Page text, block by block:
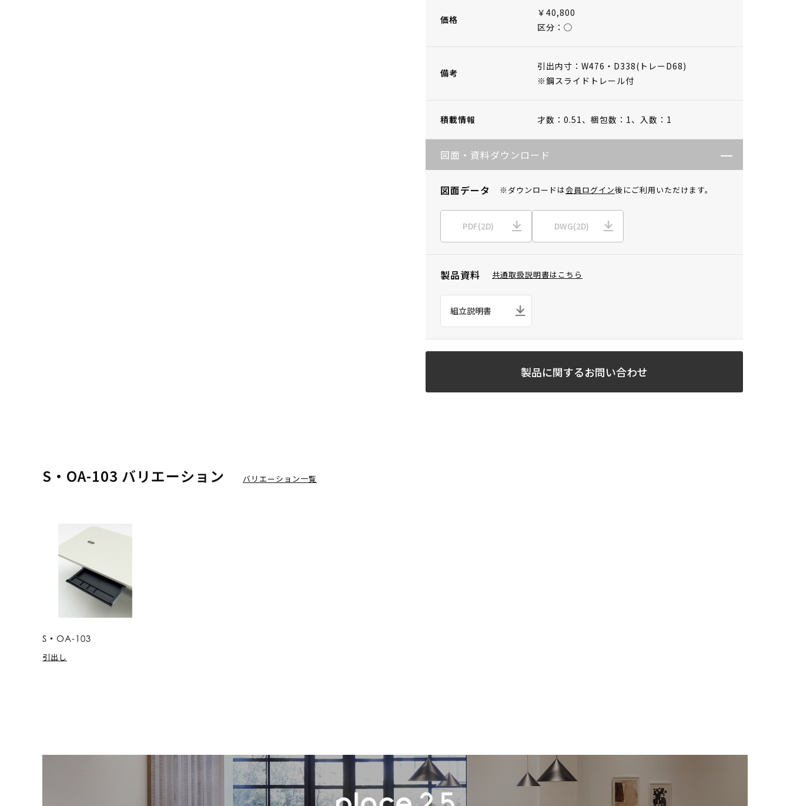
価格
￥40,800
区分：◯
備考
引出内寸：W476・D338(トレーD68)
※鋼スライドトレール付
積載情報 才数：0.51、 梱包数：1、 入数：1
図面・資料ダウンロード
図面データ ※ダウンロードは会員ログイン後にご利用いただけます。
PDF(2D) DWG(2D)
製品資料 共通取扱説明書はこちら
組立説明書
製品に関するお問い合わせ
S・OA-103 バリエーション バリエーション一覧
S・OA-103
引出し